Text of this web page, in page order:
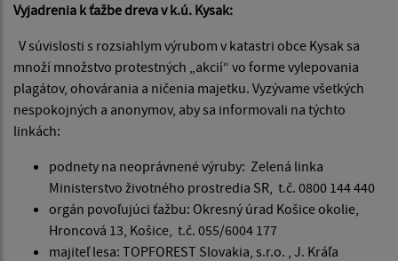
Vyjadrenia k ťažbe dreva v k.ú. Kysak:
V súvislosti s rozsiahlym výrubom v katastri obce Kysak sa
množí množstvo protestných „akcií“ vo forme vylepovania
plagátov, ohovárania a ničenia majetku. Vyzývame všetkých
nespokojných a anonymov, aby sa informovali na týchto
linkách:
podnety na neoprávnené výruby: Zelená linka
Ministerstvo životného prostredia SR, t.č. 0800 144 440
orgán povoľujúci ťažbu: Okresný úrad Košice okolie,
Hroncová 13, Košice, t.č. 055/6004 177
majiteľ lesa: TOPFOREST Slovakia, s.r.o. , J. Kráľa